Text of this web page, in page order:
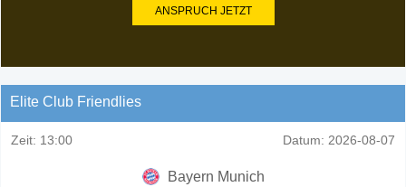
ANSPRUCH JETZT
Elite Club Friendlies
Zeit: 13:00 Datum: 2026-08-07
Bayern Munich